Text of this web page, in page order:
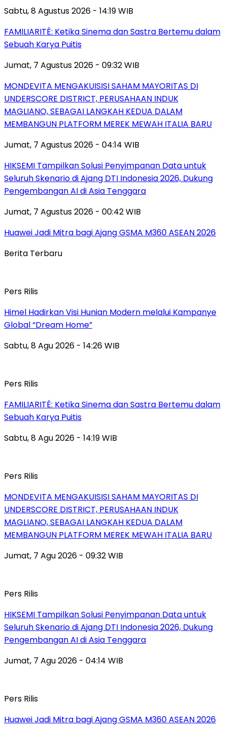
Sabtu, 8 Agustus 2026 - 14:19 WIB
FAMILIARITÉ: Ketika Sinema dan Sastra Bertemu dalam
Sebuah Karya Puitis
Jumat, 7 Agustus 2026 - 09:32 WIB
MONDEVITA MENGAKUISISI SAHAM MAYORITAS DI
UNDERSCORE DISTRICT, PERUSAHAAN INDUK
MAGLIANO, SEBAGAI LANGKAH KEDUA DALAM
MEMBANGUN PLATFORM MEREK MEWAH ITALIA BARU
Jumat, 7 Agustus 2026 - 04:14 WIB
HIKSEMI Tampilkan Solusi Penyimpanan Data untuk
Seluruh Skenario di Ajang DTI Indonesia 2026, Dukung
Pengembangan AI di Asia Tenggara
Jumat, 7 Agustus 2026 - 00:42 WIB
Huawei Jadi Mitra bagi Ajang GSMA M360 ASEAN 2026
Berita Terbaru
Pers Rilis
Himel Hadirkan Visi Hunian Modern melalui Kampanye
Global “Dream Home”
Sabtu, 8 Agu 2026 - 14:26 WIB
Pers Rilis
FAMILIARITÉ: Ketika Sinema dan Sastra Bertemu dalam
Sebuah Karya Puitis
Sabtu, 8 Agu 2026 - 14:19 WIB
Pers Rilis
MONDEVITA MENGAKUISISI SAHAM MAYORITAS DI
UNDERSCORE DISTRICT, PERUSAHAAN INDUK
MAGLIANO, SEBAGAI LANGKAH KEDUA DALAM
MEMBANGUN PLATFORM MEREK MEWAH ITALIA BARU
Jumat, 7 Agu 2026 - 09:32 WIB
Pers Rilis
HIKSEMI Tampilkan Solusi Penyimpanan Data untuk
Seluruh Skenario di Ajang DTI Indonesia 2026, Dukung
Pengembangan AI di Asia Tenggara
Jumat, 7 Agu 2026 - 04:14 WIB
Pers Rilis
Huawei Jadi Mitra bagi Ajang GSMA M360 ASEAN 2026